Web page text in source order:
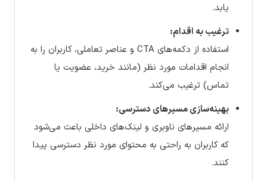
یابد.
ترغیب به اقدام:
استفاده از دکمه‌های CTA و عناصر تعاملی، کاربران را به
انجام اقدامات مورد نظر (مانند خرید، عضویت یا
تماس) ترغیب می‌کند.
بهینه‌سازی مسیرهای دسترسی:
ارائه مسیرهای ناوبری و لینک‌های داخلی باعث می‌شود
که کاربران به راحتی به محتوای مورد نظر دسترسی پیدا
کنند.